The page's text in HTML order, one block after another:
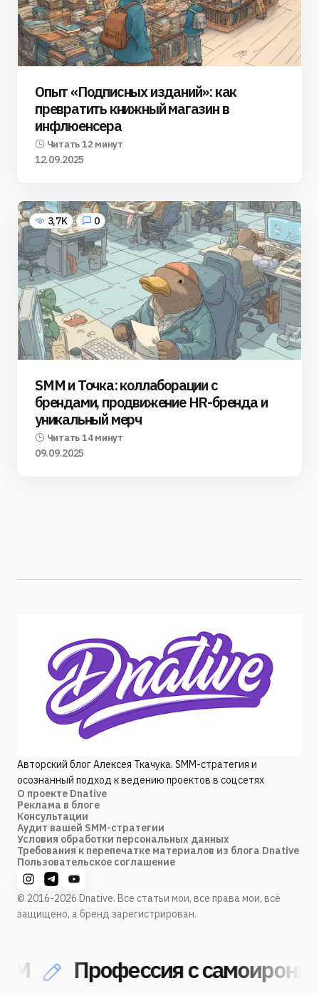
Опыт «Подписных изданий»: как
превратить книжный магазин в
инфлюенсера
Читать 12 минут
12.09.2025
3,7K 0
SMM и Точка: коллаборации с
брендами, продвижение HR-бренда и
уникальный мерч
Читать 14 минут
09.09.2025
Авторский блог Алексея Ткачука. SMM-стратегия и
осознанный подход к ведению проектов в соцсетях
О проекте Dnative
Реклама в блоге
Консультации
Аудит вашей SMM-стратегии
Условия обработки персональных данных
Требования к перепечатке материалов из блога Dnative
Пользовательское соглашение
© 2016-2026 Dnative. Все статьи мои, все права мои, всё
защищено, а бренд зарегистрирован.
Профессия с самоиронией